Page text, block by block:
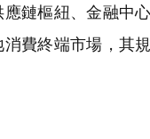
鏈樞紐、金融中
費終端市場，其